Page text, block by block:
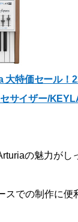
大特価セール
サイザー/
の魅力がし
スでの制作に便